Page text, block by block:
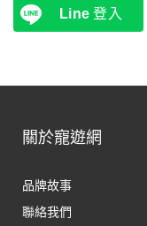
Line 登入
關於寵遊網
品牌故事
聯絡我們